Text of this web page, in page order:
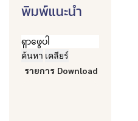
พิมพ์แนะนำ
ค้นหา เคลียร์
รายการ Download